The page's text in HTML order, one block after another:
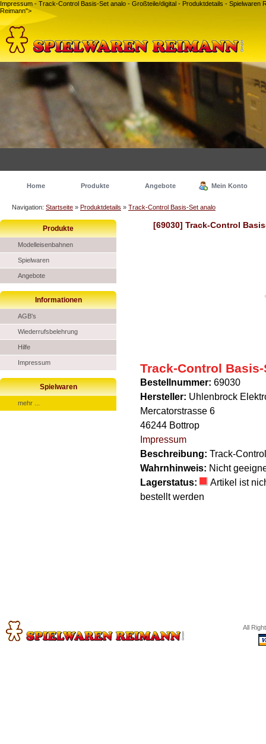
Impressum - Track-Control Basis-Set analo - Großteile/digital - Produktdetails - Spielwaren
Reimann">
Home Produkte Angebote Mein Konto
Navigation: Startseite » Produktdetails » Track-Control Basis-Set analo
Produkte
Modelleisenbahnen
Spielwaren
Angebote
Informationen
AGB's
Wiederrufsbelehrung
Hilfe
Impressum
Spielwaren
mehr ...
[69030] Track-Control
Track-Control
Bestellnummer: 69030
Hersteller: Uhlenbrock
Mercatorstrasse 6
46244 Bottrop
Impressum
Beschreibung: Track-
Wahrnhinweis: Nicht
Lagerstatus:
Artikel ist
bestellt werden
All